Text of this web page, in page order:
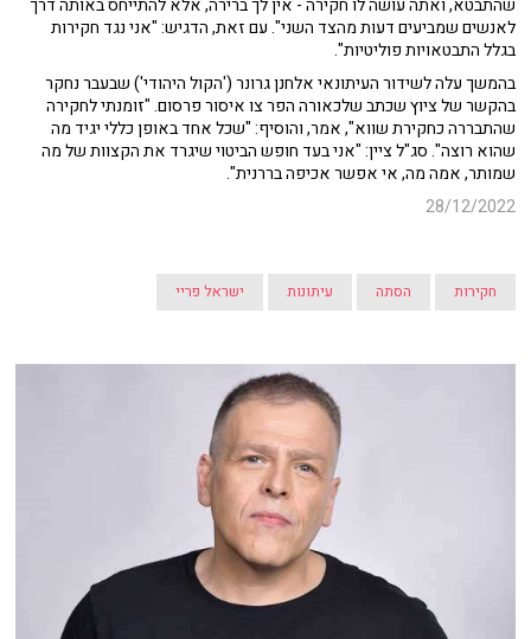
שהתבטא, ואתה עושה לו חקירה - אין לך ברירה, אלא להתייחס באותה דרך
לאנשים שמביעים דעות מהצד השני". עם זאת, הדגיש: "אני נגד חקירות
בגלל התבטאויות פוליטיות".
בהמשך עלה לשידור העיתונאי אלחנן גרונר ('הקול היהודי') שבעבר נחקר
בהקשר של ציוץ שכתב שלכאורה הפר צו איסור פרסום. "זומנתי לחקירה
שהתבררה כחקירת שווא", אמר, והוסיף: "שכל אחד באופן כללי יגיד מה
שהוא רוצה". סג"ל ציין: "אני בעד חופש הביטוי שיגרד את הקצוות של מה
שמותר, אמה מה, אי אפשר אכיפה בררנית".
28/12/2022
חקירות הסתה עיתונות ישראל פריי